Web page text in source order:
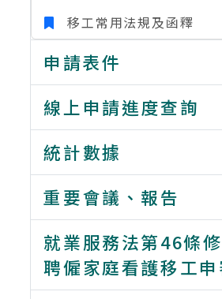
移工常用法規及函釋
申請表件
線上申請進度查詢
統計數據
重要會議、報告
就業服務法第46條
聘僱家庭看護移工申